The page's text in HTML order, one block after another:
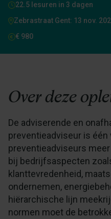
22.5 lesuren in 3 dagen
Zebrastraat Gent: 13 nov.
€ 980
Over deze
De adviserende en
preventieadviseur is één
preventieadviseurs
bij bedrijfsaspecten
klanttevredenheid,
ondernemen,
hiërarchische lijn
normen moet de